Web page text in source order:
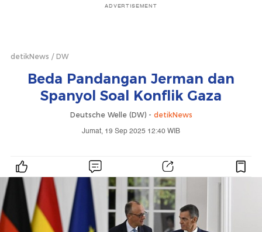
ADVERTISEMENT
detikNews DW
Beda Pandangan Jerman dan
Spanyol Soal Konflik Gaza
Deutsche Welle (DW) - detikNews
Jumat, 19 Sep 2025 12:40 WIB